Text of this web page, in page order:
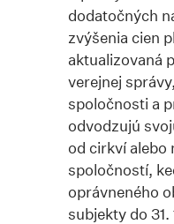
dodatočných
zvýšenia cien
aktualizovaná
verejnej
spoločnosti a
odvodzujú
od cirkví alebo
spoločností,
oprávneného
subjekty do